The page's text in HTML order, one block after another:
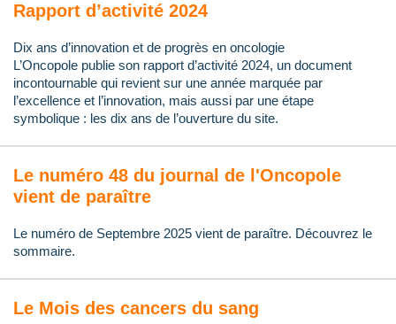
Rapport d’activité 2024
Dix ans d’innovation et de progrès en oncologie
L’Oncopole publie son rapport d’activité 2024, un document
incontournable qui revient sur une année marquée par
l’excellence et l’innovation, mais aussi par une étape
symbolique : les dix ans de l’ouverture du site.
Le numéro 48 du journal de l'Oncopole
vient de paraître
Le numéro de Septembre 2025 vient de paraître. Découvrez le
sommaire.
Le Mois des cancers du sang